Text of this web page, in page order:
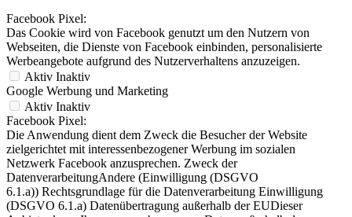
Facebook Pixel:
Das Cookie wird von Facebook genutzt um den Nutzern von
Webseiten, die Dienste von Facebook einbinden, personalisierte
Werbeangebote aufgrund des Nutzerverhaltens anzuzeigen.
Aktiv Inaktiv
Google Werbung und Marketing
Aktiv Inaktiv
Facebook Pixel:
Die Anwendung dient dem Zweck die Besucher der Website
zielgerichtet mit interessenbezogener Werbung im sozialen
Netzwerk Facebook anzusprechen. Zweck der
DatenverarbeitungAndere (Einwilligung (DSGVO
6.1.a)) Rechtsgrundlage für die Datenverarbeitung Einwilligung
(DSGVO 6.1.a) Datenübertragung außerhalb der EUDieser